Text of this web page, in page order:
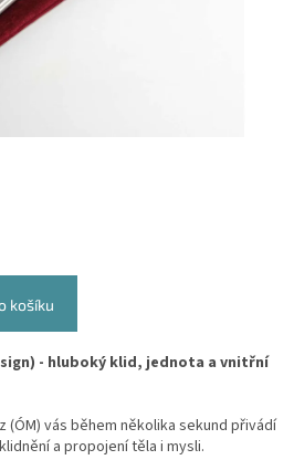
košíku
- hluboký klid, jednota a vnitřní
(ÓM) vás během několika sekund přivádí
a propojení těla i mysli.